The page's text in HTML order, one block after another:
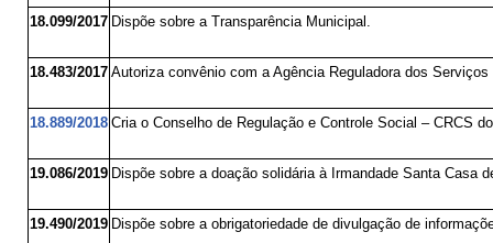
18.099/2017 Dispõe sobre a Transparência Municipal.
18.483/2017 Autoriza convênio com a Agência Reguladora dos
18.889/2018 Cria o Conselho de Regulação e Controle Social – CRCS
19.086/2019 Dispõe sobre a doação solidária à Irmandade Santa Casa
19.490/2019 Dispõe sobre a obrigatoriedade de divulgação de